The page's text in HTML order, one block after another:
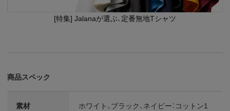
[特集] Jalanaが選ぶ、定番無地Tシャツ
商品スペック
素材
ホワイト、ブラック、ネイビー：コットン1